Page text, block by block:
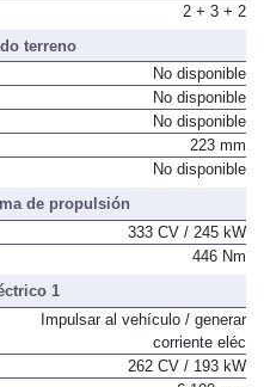
2 + 3 + 2
terreno
No disponible
No disponible
No disponible
223 mm
No disponible
de propulsión
333 CV / 245 kW
446 Nm
1
Impulsar al vehículo / generar
corriente eléc
262 CV / 193 kW